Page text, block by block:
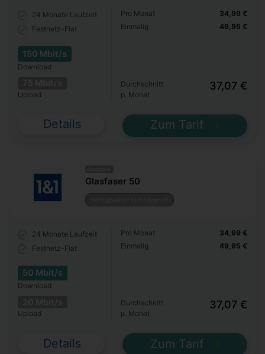
24 Monate Laufzeit
Festnetz-Flat
150 Mbit/s
Download
Upload
Pro Monat
Einmalig
34,99 €
49,95 €
Durchschnitt
p. Monat
37,07 €
Details Zum Tarif
Glasfaser 50
24 Monate Laufzeit
Festnetz-Flat
50 Mbit/s
Download
Upload
Pro Monat
Einmalig
34,99 €
49,95 €
Durchschnitt
p. Monat
37,07 €
Details Zum Tarif